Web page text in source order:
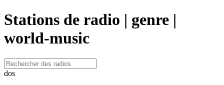
Stations de radio | genre |
world-music
dos